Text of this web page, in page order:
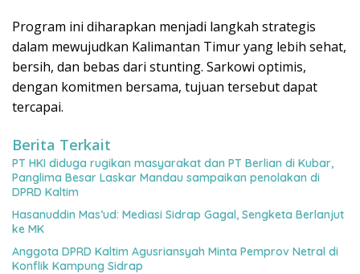
Program ini diharapkan menjadi langkah strategis
dalam mewujudkan Kalimantan Timur yang lebih sehat,
bersih, dan bebas dari stunting. Sarkowi optimis,
dengan komitmen bersama, tujuan tersebut dapat
tercapai.
Berita Terkait
PT HKI diduga rugikan masyarakat dan PT Berlian di Kubar,
Panglima Besar Laskar Mandau sampaikan penolakan di
DPRD Kaltim
Hasanuddin Mas’ud: Mediasi Sidrap Gagal, Sengketa Berlanjut
ke MK
Anggota DPRD Kaltim Agusriansyah Minta Pemprov Netral di
Konflik Kampung Sidrap